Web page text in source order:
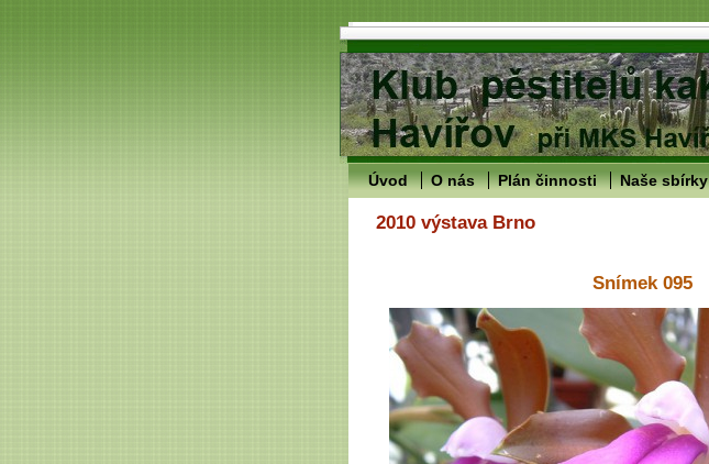
Úvod O nás Plán činnosti Naše sbírky
2010 výstava Brno
Snímek 095